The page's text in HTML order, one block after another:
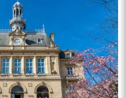
à Boulogne-